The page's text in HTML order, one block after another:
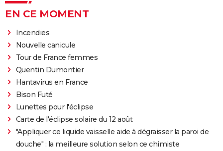
EN CE MOMENT
Incendies
Nouvelle canicule
Tour de France femmes
Quentin Dumontier
Hantavirus en France
Bison Futé
Lunettes pour l'éclipse
Carte de l'éclipse solaire du 12 août
"Appliquer ce liquide vaisselle aide à dégraisser la paroi de
douche" : la meilleure solution selon ce chimiste